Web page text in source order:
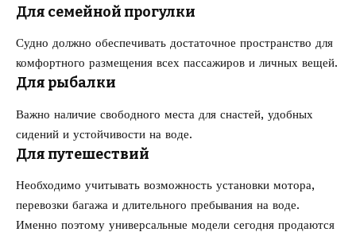
Для семейной прогулки
Судно должно обеспечивать достаточное пространство для
комфортного размещения всех пассажиров и личных вещей.
Для рыбалки
Важно наличие свободного места для снастей, удобных
сидений и устойчивости на воде.
Для путешествий
Необходимо учитывать возможность установки мотора,
перевозки багажа и длительного пребывания на воде.
Именно поэтому универсальные модели сегодня продаются